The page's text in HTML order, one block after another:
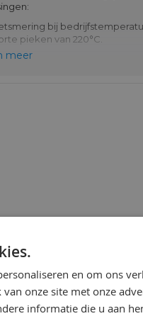
bij
pieken van 220°C.
en rollagers voor de glij- en
voor de vetsmering van
/ klei verdikkingsmiddel,
gekozen vanwege hun
aan de strenge eisen van
en drankenindustrie.
meer
en om ons
onze site met onze
informatie die u aan